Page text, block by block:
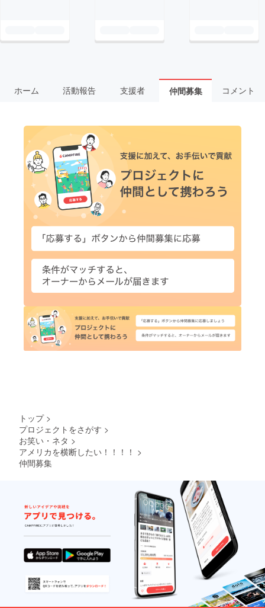
ホーム 活動報告 支援者 仲間募集 コメント
トップ >
プロジェクトをさがす >
お笑い・ネタ >
アメリカを横断したい！！！！ >
仲間募集